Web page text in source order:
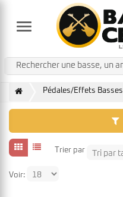
Menu
Pédales/Effets Basses
Trier par
Voir: